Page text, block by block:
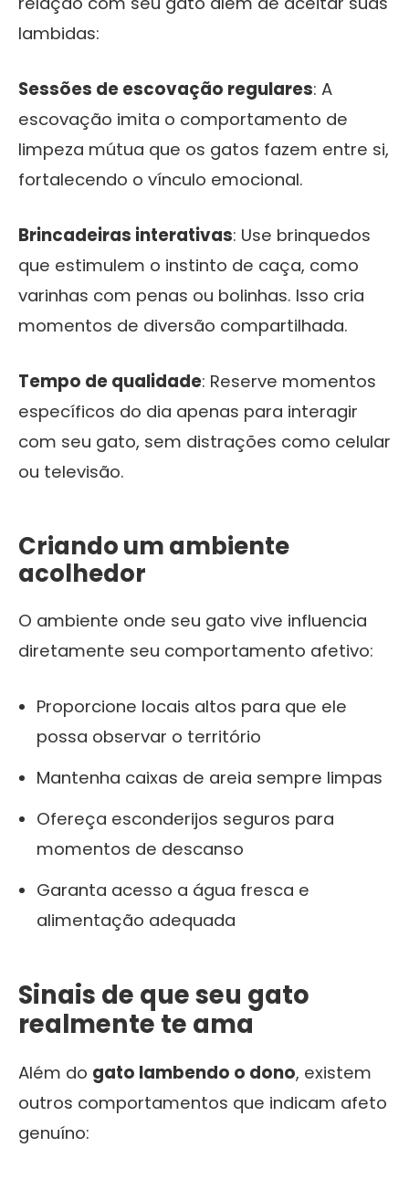
lambidas:
Sessões de escovação regulares: A
escovação imita o comportamento de
limpeza mútua que os gatos fazem entre si,
fortalecendo o vínculo emocional.
Brincadeiras interativas: Use brinquedos
que estimulem o instinto de caça, como
varinhas com penas ou bolinhas. Isso cria
momentos de diversão compartilhada.
Tempo de qualidade: Reserve momentos
específicos do dia apenas para interagir
com seu gato, sem distrações como celular
ou televisão.
Criando um ambiente
acolhedor
O ambiente onde seu gato vive influencia
diretamente seu comportamento afetivo:
Proporcione locais altos para que ele
possa observar o território
Mantenha caixas de areia sempre limpas
Ofereça esconderijos seguros para
momentos de descanso
Garanta acesso a água fresca e
alimentação adequada
Sinais de que seu gato
realmente te ama
Além do gato lambendo o dono, existem
outros comportamentos que indicam afeto
genuíno: